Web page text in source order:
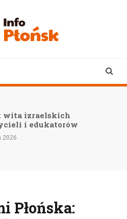
wita izraelskich
i edukatorów
2026
Płońska: